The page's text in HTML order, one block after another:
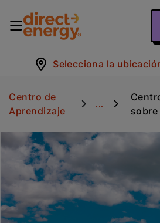
Selecciona la
Centro de
Aprendizaje
...
sobre